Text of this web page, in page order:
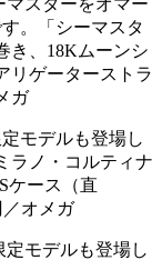
。「シーマスタ
き、18Kムーンシ
リゲーターストラ
ガ
モデルも登場し